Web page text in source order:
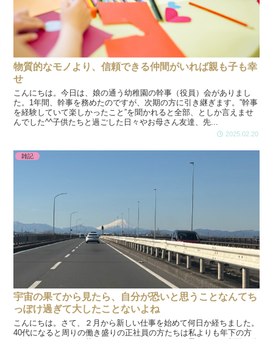
物質的なモノより、信頼できる仲間がいれば親も子も幸
せ
こんにちは。今日は、娘の通う幼稚園の幹事（役員）会がありまし
た。1年間、幹事を務めたのですが、次期の方に引き継ぎます。”幹事
を経験していて楽しかったこと”を聞かれると全部、としか言えませ
んでした^^子供たちと過ごした日々やお母さん友達、先...
2025.02.20
雑記
宇宙の果てから見たら、自分が恐いと思うことなんてち
っぽけ過ぎて大したことないよね
こんにちは。さて、２月から新しい仕事を始めて何日か経ちました。
40代になると周りの働き盛りの正社員の方たちは私よりも年下の方